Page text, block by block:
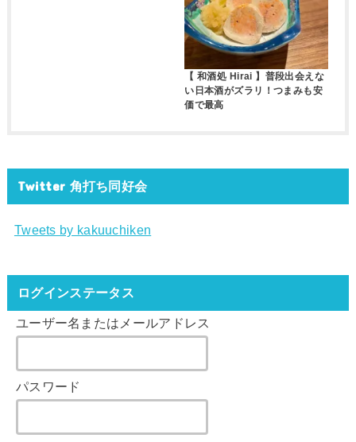
【 和酒処 Hirai 】普段出会えな
い日本酒がズラリ！つまみも安
価で最高
Twitter 角打ち同好会
Tweets by kakuuchiken
ログインステータス
ユーザー名またはメールアドレス
パスワード